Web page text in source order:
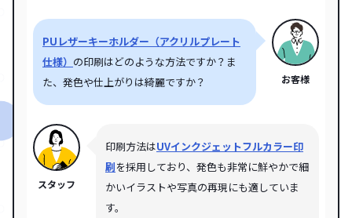
お客様
PUレザーキーホルダー（アクリルプレート
仕様） の印刷はどのような方法ですか？ま
た、発色や仕上がりは綺麗ですか？
スタッフ
印刷方法はUVインクジェットフルカラー印
刷を採用しており、発色も非常に鮮やかで細
かいイラストや写真の再現にも適していま
す。